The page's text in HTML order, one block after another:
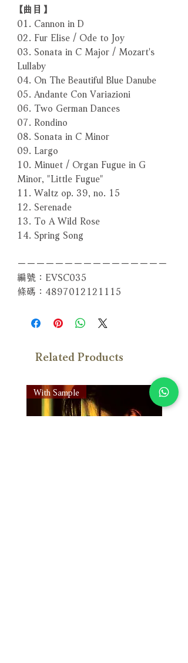
【曲目】
01. Cannon in D
02. Fur Elise / Ode to Joy
03. Sonata in C Major / Mozart's
Lullaby
04. On The Beautiful Blue Danube
05. Andante Con Variazioni
06. Two German Dances
07. Rondino
08. Sonata in C Minor
09. Largo
10. Minuet / Organ Fugue in G
Minor, "Little Fugue"
11. Waltz op. 39, no. 15
12. Serenade
13. To A Wild Rose
14. Spring Song
－－－－－－－－－－－－－－－－
編號：EVSC035
條碼：4897012121115
Related Products
With Sample With